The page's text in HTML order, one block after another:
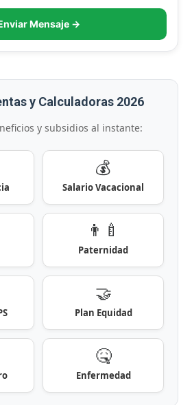
Mensaje →
y Calculadoras 2026
y subsidios al instante:
💰
Salario Vacacional
👨‍🍼
Paternidad
🤝
Plan Equidad
🤒
Enfermedad